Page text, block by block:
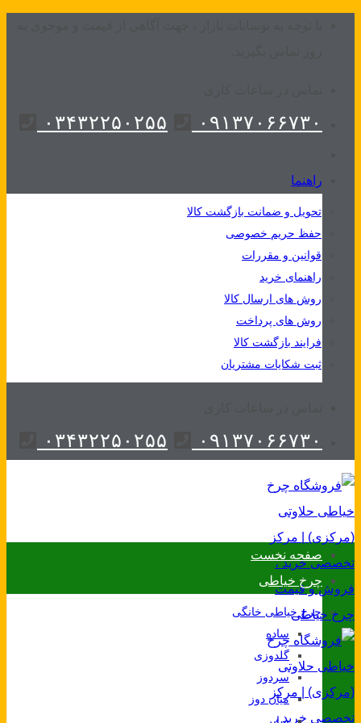
۰۹۱۳۷۰۶۶۷۳۰ ۰۳۴۳۲۲۵۰۲۵۵
راهنما
تحویل و ضمانت بازگشت کالا
حفظ حریم خصوصی
قوانین و مقررات
راهنمای خرید
روش های ارسال کالا
روش های پرداخت
فرایند بازگشت کالا
ثبت شکایات مشتریان
۰۹۱۳۷۰۶۶۷۳۰ ۰۳۴۳۲۲۵۰۲۵۵
صفحه نخست
چرخ خیاطی
چرخ خیاطی خانگی
ساده
گلدوزی
سردوز
میان دوز